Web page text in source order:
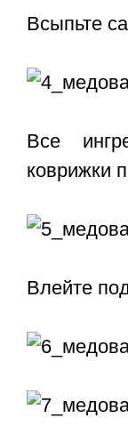
Всыпьте
Все
коврижки
Влейте